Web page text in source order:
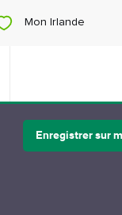
Mon Irlande
Enregistrer sur